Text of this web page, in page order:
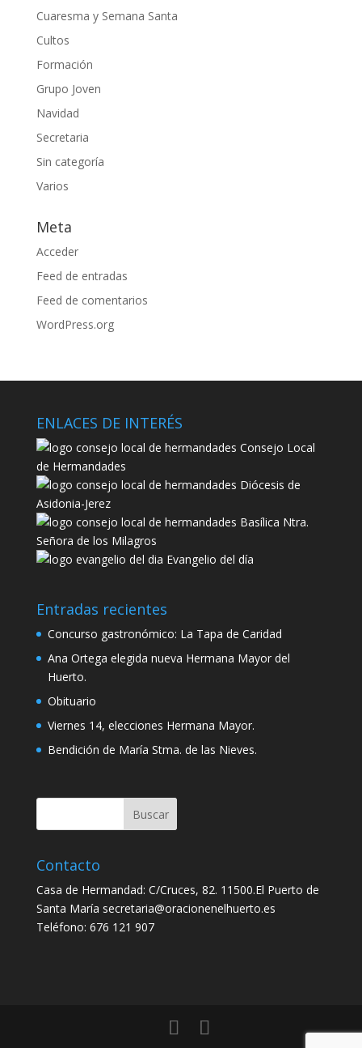
Cuaresma y Semana Santa
Cultos
Formación
Grupo Joven
Navidad
Secretaria
Sin categoría
Varios
Meta
Acceder
Feed de entradas
Feed de comentarios
WordPress.org
ENLACES DE INTERÉS
Consejo Local
de Hermandades
Diócesis de
Asidonia-Jerez
Basílica Ntra.
Señora de los Milagros
Evangelio del día
Entradas recientes
Concurso gastronómico: La Tapa de Caridad
Ana Ortega elegida nueva Hermana Mayor del
Huerto.
Obituario
Viernes 14, elecciones Hermana Mayor.
Bendición de María Stma. de las Nieves.
Contacto
Casa de Hermandad: C/Cruces, 82. 11500.El Puerto de
Santa María secretaria@oracionenelhuerto.es
Teléfono: 676 121 907